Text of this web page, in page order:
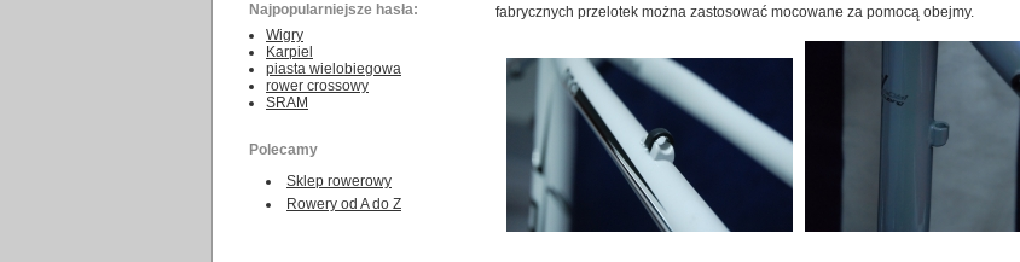
Najpopularniejsze hasła:
Wigry
Karpiel
piasta wielobiegowa
rower crossowy
SRAM
Polecamy
Sklep rowerowy
Rowery od A do Z
fabrycznych przelotek można zastosować mocowane za pomocą obejmy.